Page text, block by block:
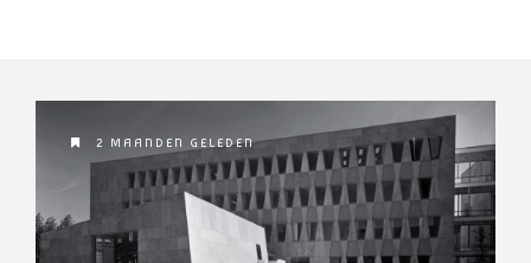
2 MAANDEN GELEDEN